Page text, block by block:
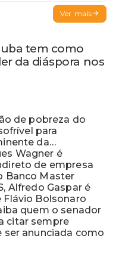
Ver mais
tem como
da diáspora nos
de pobreza do
para
da
do Quinto para o
Wagner é
de empresa
Banco Master
Alfredo Gaspar é
Flávio Bolsonaro
quem o senador
citar sempre
ser anunciada como